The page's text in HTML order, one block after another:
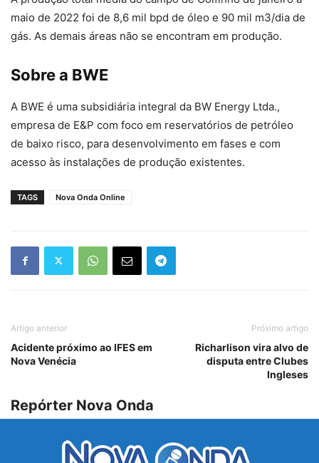
maio de 2022 foi de 8,6 mil bpd de óleo e 90 mil m3/dia de
gás. As demais áreas não se encontram em produção.
Sobre a BWE
A BWE é uma subsidiária integral da BW Energy Ltda.,
empresa de E&P com foco em reservatórios de petróleo
de baixo risco, para desenvolvimento em fases e com
acesso às instalações de produção existentes.
TAGS Nova Onda Online
Artigo anterior
Acidente próximo ao IFES em
Nova Venécia
Próximo artigo
Richarlison vira alvo de
disputa entre Clubes
Ingleses
Repórter Nova Onda